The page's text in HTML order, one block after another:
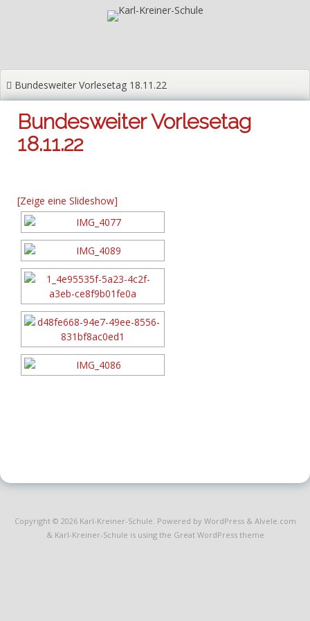
Bundesweiter Vorlesetag 18.11.22
Bundesweiter Vorlesetag
18.11.22
[Zeige eine Slideshow]
Copyright © 2026 Karl-Kreiner-Schule. Powered by WordPress& Alvele.com
& Karl-Kreiner-Schule is using the Great WordPress theme